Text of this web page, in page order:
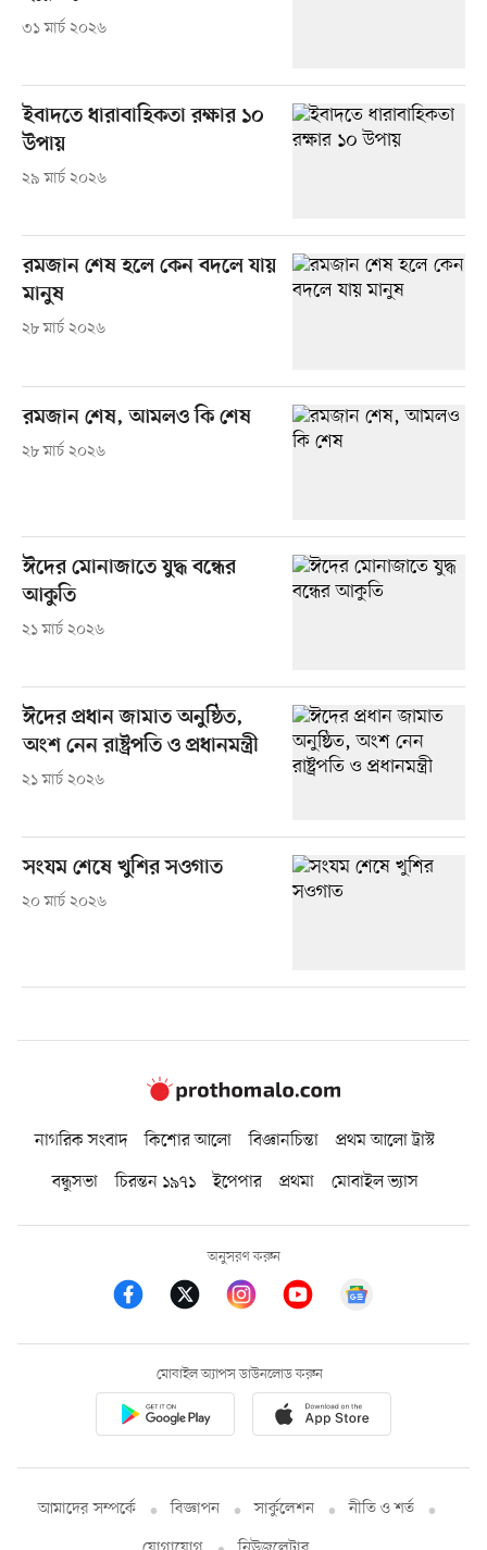
৩১ মার্চ ২০২৬
ইবাদতে ধারাবাহিকতা রক্ষার ১০
উপায়
২৯ মার্চ ২০২৬
রমজান শেষ হলে কেন বদলে যায়
মানুষ
২৮ মার্চ ২০২৬
রমজান শেষ, আমলও কি শেষ
২৮ মার্চ ২০২৬
ঈদের মোনাজাতে যুদ্ধ বন্ধের
আকুতি
২১ মার্চ ২০২৬
ঈদের প্রধান জামাত অনুষ্ঠিত,
অংশ নেন রাষ্ট্রপতি ও প্রধানমন্ত্রী
২১ মার্চ ২০২৬
সংযম শেষে খুশির সওগাত
২০ মার্চ ২০২৬
নাগরিক সংবাদ কিশোর আলো বিজ্ঞানচিন্তা
প্রথম আলো ট্রাস্ট
বন্ধুসভা
চিরন্তন ১৯৭১ ইপেপার প্রথমা মোবাইল ভ্যাস
অনুসরণ করুন
মোবাইল অ্যাপস ডাউনলোড করুন
আমাদের সম্পর্কে বিজ্ঞাপন সার্কুলেশন
নীতি ও শর্ত